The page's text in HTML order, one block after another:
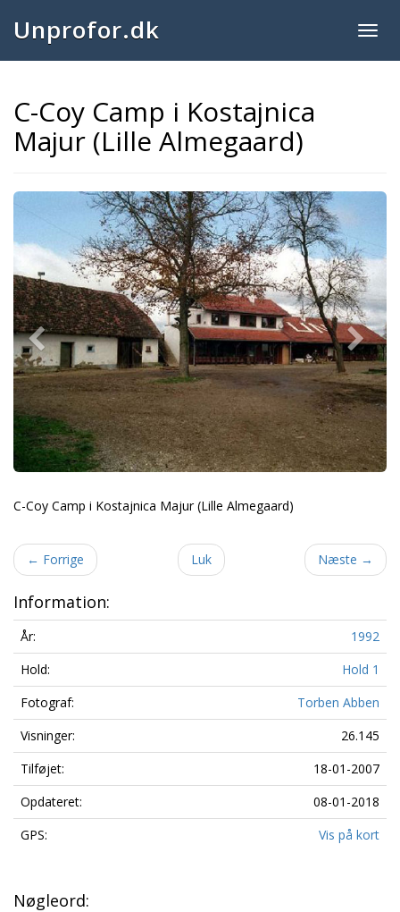
Unprofor.dk
C-Coy Camp i Kostajnica
Majur (Lille Almegaard)
Previous Next
C-Coy Camp i Kostajnica Majur (Lille Almegaard)
← Forrige Luk Næste →
Information:
År:
1992
Hold:
Hold 1
Fotograf:
Torben Abben
Visninger:
26.145
Tilføjet:
18-01-2007
Opdateret:
08-01-2018
GPS:
Vis på kort
Nøgleord: